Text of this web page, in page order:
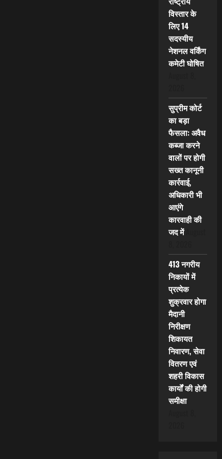
विस्तार के
लिए 14
सदस्यीय
नेशनल वर्किंग
कमेटी घोषित
सुप्रीम कोर्ट
का बड़ा
फैसला: अवैध
कब्जा करने
वालों पर होगी
सख्त कानूनी
कार्रवाई,
अधिकारी भी
आएंगे
कारवाही की
जद में
413 नगरीय
निकायों में
प्रत्येक
शुक्रवार होगा
मैदानी
निरीक्षण
शिकायत
निवारण, सेवा
वितरण एवं
शहरी विकास
कार्यों की होगी
समीक्षा